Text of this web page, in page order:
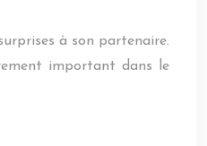
à son partenaire.
important dans le